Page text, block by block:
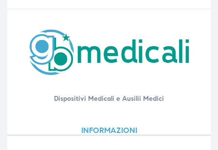
Dispositivi Medicali e Ausilii Medici
INFORMAZIONI